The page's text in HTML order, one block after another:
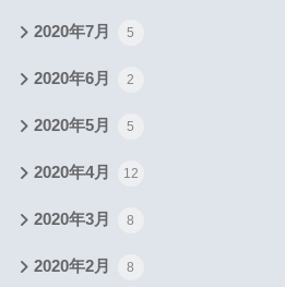
2020年7月 5
2020年6月 2
2020年5月 5
2020年4月 12
2020年3月 8
2020年2月 8